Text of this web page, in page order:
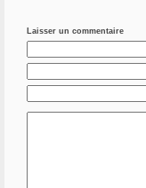
Laisser un commentaire